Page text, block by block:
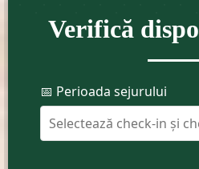
Verifică
📅 Perioada sejurului